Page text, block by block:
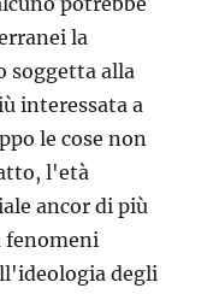
la
soggetta alla
interessata a
le cose non
l'età
ancor di più
fenomeni
degli